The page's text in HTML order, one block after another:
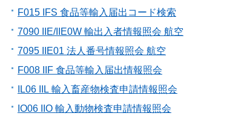
F015 IFS 食品等輸入届出コード検索
7090 IIE/IIE0W 輸出入者情報照会 航空
7095 IIE01 法人番号情報照会 航空
F008 IIF 食品等輸入届出情報照会
IL06 IIL 輸入畜産物検査申請情報照会
IO06 IIO 輸入動物検査申請情報照会